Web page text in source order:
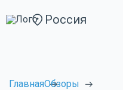
Россия
ГлавнаяОбзоры